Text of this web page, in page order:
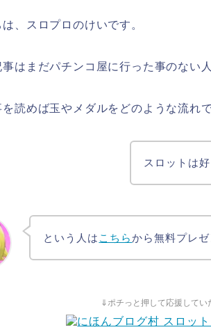
、スロプロのけいです。
はまだパチンコ屋に行った事のない
を読めば玉やメダルをどのような流れ
スロットは
という人は こちらから無料プレ
⇓ポチっと押して応援して